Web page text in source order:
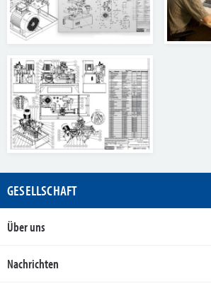
GESELLSCHAFT
Über uns
Nachrichten